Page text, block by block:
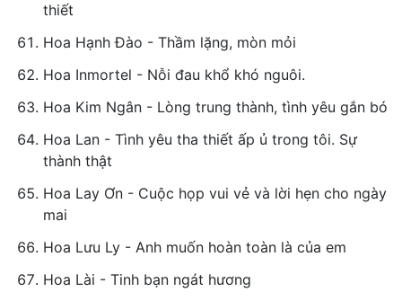
thiết
Hoa Hạnh Đào - Thầm lặng, mòn mỏi
Hoa Inmortel - Nỗi đau khổ khó nguôi.
Hoa Kim Ngân - Lòng trung thành, tình yêu gắn bó
Hoa Lan - Tình yêu tha thiết ấp ủ trong tôi. Sự
thành thật
Hoa Lay Ơn - Cuộc họp vui vẻ và lời hẹn cho ngày
mai
Hoa Lưu Ly - Anh muốn hoàn toàn là của em
Hoa Lài - Tinh bạn ngát hương